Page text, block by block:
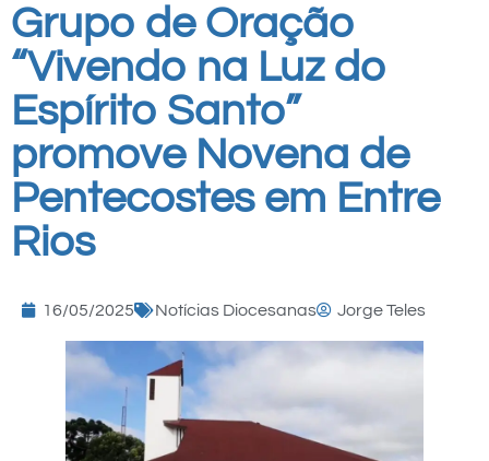
Grupo de Oração
“Vivendo na Luz do
Espírito Santo”
promove Novena de
Pentecostes em Entre
Rios
16/05/2025 Notícias Diocesanas Jorge Teles